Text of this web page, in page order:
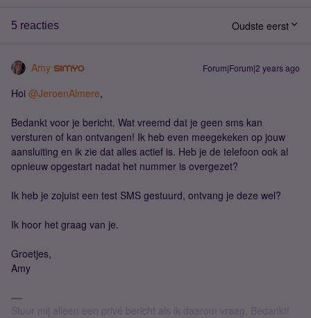
5 reacties Oudste eerst
Amy Forum|Forum|2 years ago
Hoi @JeroenAlmere,
Bedankt voor je bericht. Wat vreemd dat je geen sms kan
versturen of kan ontvangen! Ik heb even meegekeken op jouw
aansluiting en ik zie dat alles actief is. Heb je de telefoon ook al
opnieuw opgestart nadat het nummer is overgezet?
Ik heb je zojuist een test SMS gestuurd, ontvang je deze wel?
Ik hoor het graag van je.
Groetjes,
Amy
Stuur mij alleen een privé bericht als ik daarom vraag. Bedankt!